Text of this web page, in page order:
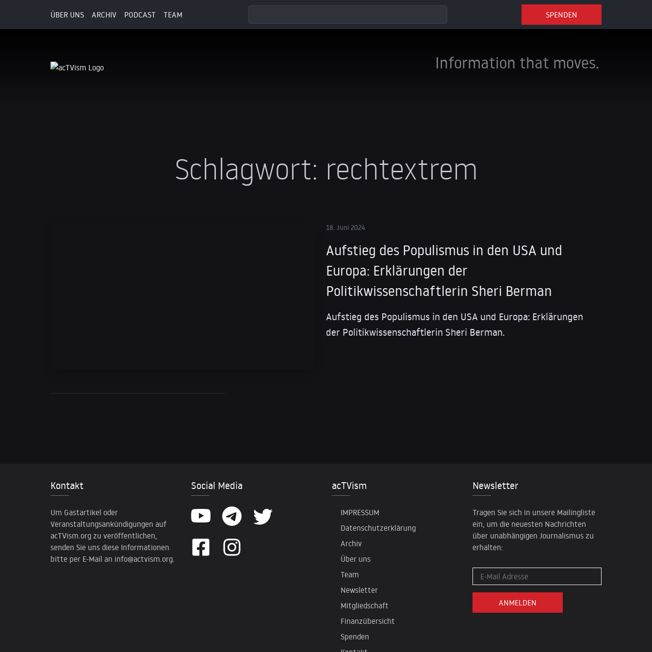
ÜBER UNS ARCHIV PODCAST TEAM SPENDEN
Information that moves.
Schlagwort: rechtextrem
18. Juni 2024
Aufstieg des Populismus in den USA und
Europa: Erklärungen der
Politikwissenschaftlerin Sheri Berman
Aufstieg des Populismus in den USA und Europa: Erklärungen
der Politikwissenschaftlerin Sheri Berman.
Kontakt
Um Gastartikel oder
Veranstaltungsankündigungen auf
acTVism.org zu veröffentlichen,
senden Sie uns diese Informationen
bitte per E-Mail an info@actvism.org
Social Media acTVism
IMPRESSUM
Datenschutzerklärung
Archiv
Über uns
Team
Newsletter
Mitgliedschaft
Finanzübersicht
Spenden
Newsletter
Tragen Sie sich in unsere Mailingliste
ein, um die neuesten Nachrichten
über unabhängigen Journalismus zu
erhalten: